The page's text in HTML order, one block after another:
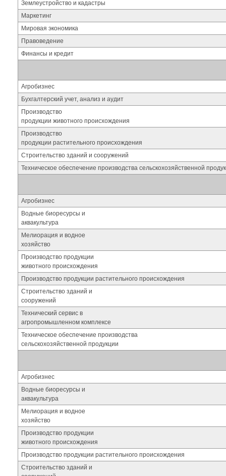
Землеустройство и кадастры
Маркетинг
Мировая экономика
Правоведение
Финансы и кредит
Агробизнес
Бухгалтерский учет, анализ и аудит
Производство
продукции животного происхождения
Производство
продукции растительного происхождения
Строительство зданий и сооружений
Техническое обеспечение производства сельскохозяйственной
Агробизнес
Водные биоресурсы и
аквакультура
Мелиорация и водное
хозяйство
Производство продукции
животного происхождения
Производство продукции растительного происхождения
Строительство зданий и
сооружений
Технический сервис в
агропромышленном комплексе
Техническое обеспечение производства
сельскохозяйственной продукции
Агробизнес
Водные биоресурсы и
аквакультура
Мелиорация и водное
хозяйство
Производство продукции
животного происхождения
Производство продукции растительного происхождения
Строительство зданий и